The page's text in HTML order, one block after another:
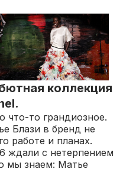
коллекция
что-то грандиозное.
Блази в бренд не
работе и планах.
ждали с нетерпением
мы знаем: Матье